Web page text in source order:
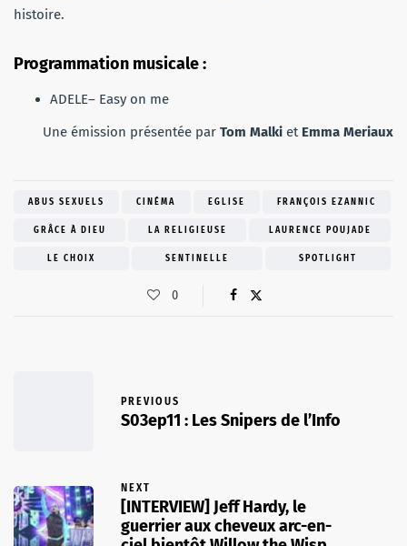
histoire.
Programmation musicale :
ADELE– Easy on me
Une émission présentée par Tom Malki et Emma Meriaux
ABUS SEXUELS CINÉMA EGLISE FRANÇOIS EZANNIC
GRÂCE À DIEU LA RELIGIEUSE LAURENCE POUJADE
LE CHOIX SENTINELLE SPOTLIGHT
0
PREVIOUS
S03ep11 : Les Snipers de l’Info
NEXT
[INTERVIEW] Jeff Hardy, le
guerrier aux cheveux arc-en-